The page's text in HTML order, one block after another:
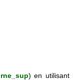
) en utilisant